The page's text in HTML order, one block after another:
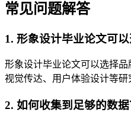
常见问题解答
1. 形象设计毕业论文可
形象设计毕业论文可以选择品
视觉传达、用户体验设计等研
2. 如何收集到足够的数据